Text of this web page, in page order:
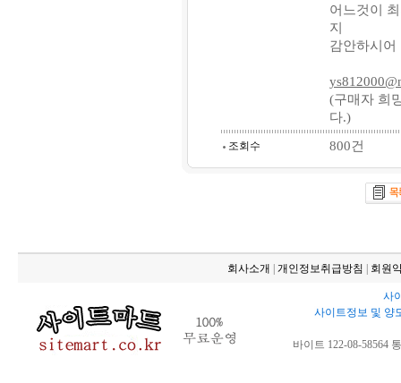
어느것이
지
감안하시어
(구매자 희
다.)
조회수 800건
회사소개 개인정보취급방침 회원
사
사이트정보 및 양
바이트 122-08-58564